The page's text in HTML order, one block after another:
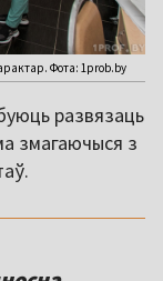
Фота: 1prob.by
развязаць
змагаючыся з